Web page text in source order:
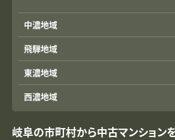
中濃地域
飛騨地域
東濃地域
西濃地域
岐阜の市町村から中古マンション